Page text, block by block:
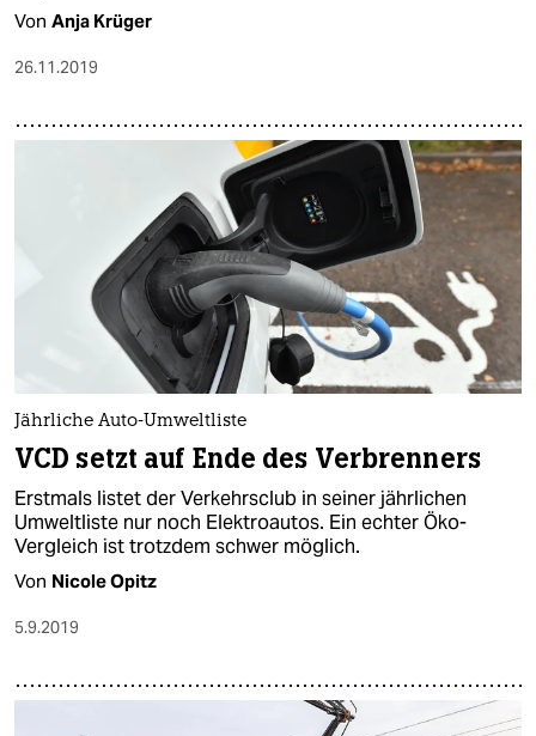
Von Anja Krüger
26.11.2019
Jährliche Auto-Umweltliste
VCD setzt auf Ende des Verbrenners
Erstmals listet der Verkehrsclub in seiner jährlichen
Umweltliste nur noch Elektroautos. Ein echter Öko-
Vergleich ist trotzdem schwer möglich.
Von Nicole Opitz
5.9.2019